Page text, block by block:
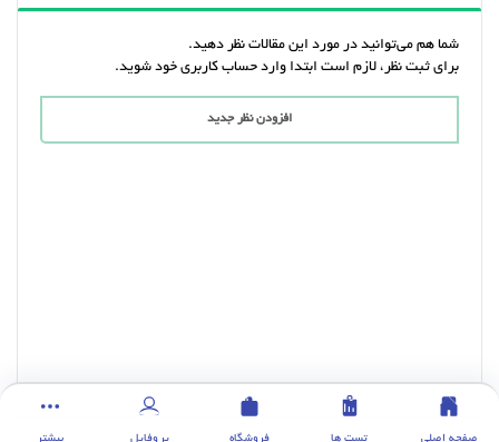
شما هم می‌توانید در مورد این مقالات نظر دهید.
برای ثبت نظر، لازم است ابتدا وارد حساب کاربری خود شوید.
افزودن نظر جدید
صفحه اصلی تست ها فروشگاه پروفایل بیشتر